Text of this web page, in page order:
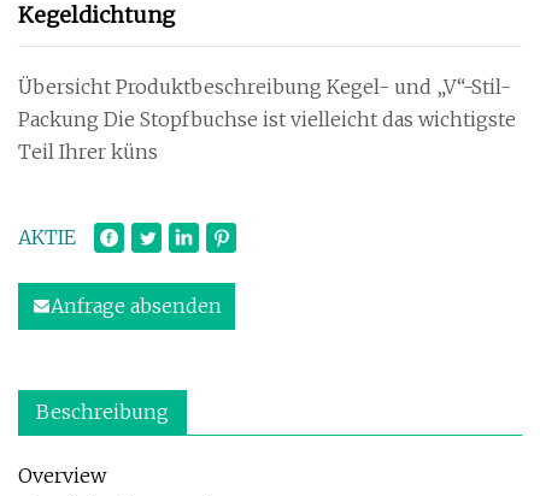
Kegeldichtung
Übersicht Produktbeschreibung Kegel- und „V“-Stil-
Packung Die Stopfbuchse ist vielleicht das wichtigste
Teil Ihrer küns
AKTIE
Anfrage absenden
Beschreibung
Overview